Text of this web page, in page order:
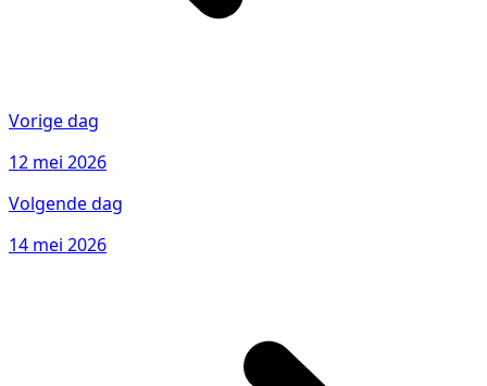
Vorige dag
12 mei 2026
Volgende dag
14 mei 2026